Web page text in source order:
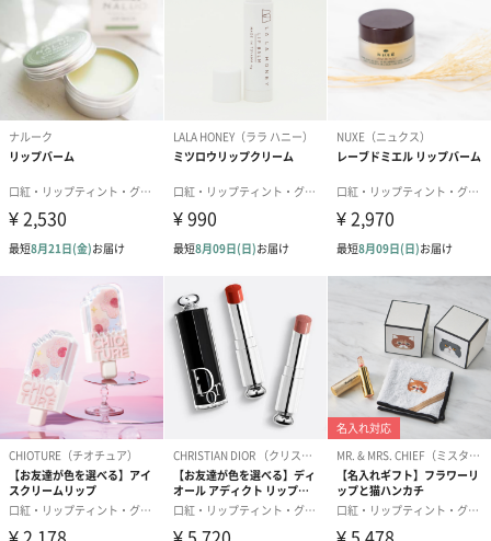
ダンボール装飾（ひま
わり）（720円）
ダンボール装飾（チュ
ーリップ）（720円）
ダンボール装
イトピンク×
ト）（580円）
お渡し用の紙袋です。
商品に合わせたサイズをお届けします。